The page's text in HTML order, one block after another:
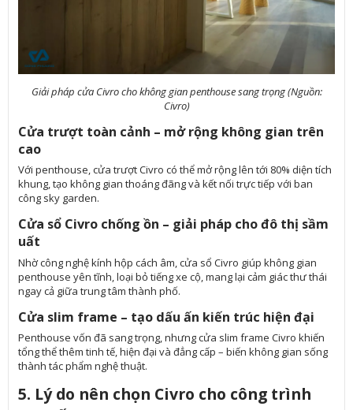
Giải pháp cửa Civro cho không gian penthouse sang trọng (Nguồn:
Civro)
Cửa trượt toàn cảnh – mở rộng không gian trên
cao
Với penthouse, cửa trượt Civro có thể mở rộng lên tới 80% diện tích
khung, tạo không gian thoáng đãng và kết nối trực tiếp với ban
công sky garden.
Cửa sổ Civro chống ồn – giải pháp cho đô thị sầm
uất
Nhờ công nghệ kính hộp cách âm, cửa sổ Civro giúp không gian
penthouse yên tĩnh, loại bỏ tiếng xe cộ, mang lại cảm giác thư thái
ngay cả giữa trung tâm thành phố.
Cửa slim frame – tạo dấu ấn kiến trúc hiện đại
Penthouse vốn đã sang trọng, nhưng cửa slim frame Civro khiến
tổng thể thêm tinh tế, hiện đại và đẳng cấp – biến không gian sống
thành tác phẩm nghệ thuật.
5. Lý do nên chọn Civro cho công trình